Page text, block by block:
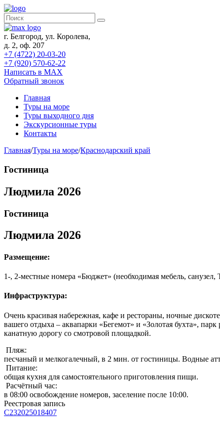
г. Белгород, ул. Королева,
д. 2, оф. 207
+7 (4722) 20-03-20
+7 (920) 570-62-22
Написать в MAX
Обратный звонок
Главная
Туры на море
Туры выходного дня
Экскурсионные туры
Контакты
Главная/Туры на море/Краснодарский край
Гостиница
Людмила 2026
Гостиница
Людмила 2026
Размещение:
1-, 2-местные номера «Бюджет» (необходимая мебель,
Инфраструктура:
Очень красивая набережная, кафе и рестораны, ночные
вашего отдыха – аквапарки «Бегемот» и «Золотая бухта»,
канатную дорогу со смотровой площадкой.
Пляж:
песчаный и мелкогалечный, в 2 мин. от гостиницы. Водные
Питание:
общая кухня для самостоятельного приготовления пищи.
Расчётный час:
в 08:00 освобождение номеров, заселение после 10:00.
Реестровая запись
С232025018407